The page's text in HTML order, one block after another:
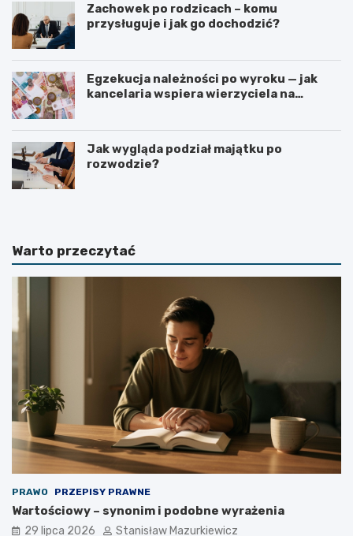
Zachowek po rodzicach – komu
przysługuje i jak go dochodzić?
Egzekucja należności po wyroku — jak
kancelaria wspiera wierzyciela na
Jak wygląda podział majątku po
rozwodzie?
Warto przeczytać
PRAWO PRZEPISY PRAWNE
Wartościowy – synonim i podobne wyrażenia
29 lipca 2026 Stanisław Mazurkiewicz